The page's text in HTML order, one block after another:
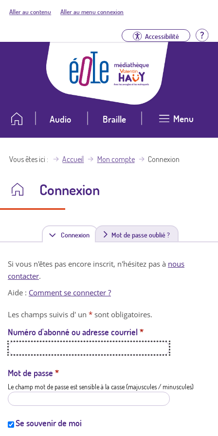
Aller au contenu Aller au menu connexion
Accessibilité
Audio Braille Menu
Vous êtes ici Accueil Mon compte Connexion
Connexion
Connexion(
n
t
a
t
i
Mot de passe oublié ?
Si vous n'êtes pas encore inscrit, n'hésitez pas à nous
contacter.
Aide : Comment se connecter ?
Les champs suivis d' un * sont obligatoires.
Numéro d'abonné ou adresse courriel *
Mot de passe *
Le champ mot de passe est sensible à la casse (majuscules / minuscules)
Se souvenir de moi